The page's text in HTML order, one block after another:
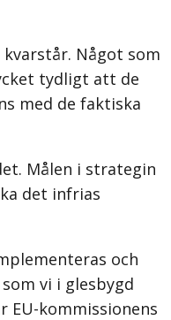
Något som
tydligt att de
med de faktiska
Målen i strategin
det infrias
och
vi i glesbygd
EU-kommissionens